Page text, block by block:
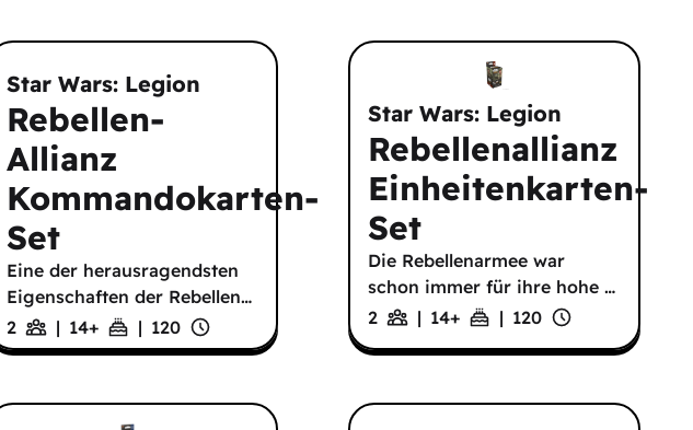
Star Wars: Legion
Rebellen-
Allianz
Kommandokarten-
Set
Eine der herausragendsten
Eigenschaften der Rebellen…
2
| 14+ | 120
Star Wars: Legion
Rebellenallianz
Einheitenkarten-
Set
Die Rebellenarmee war
schon immer für ihre hohe…
2
| 14+ | 120